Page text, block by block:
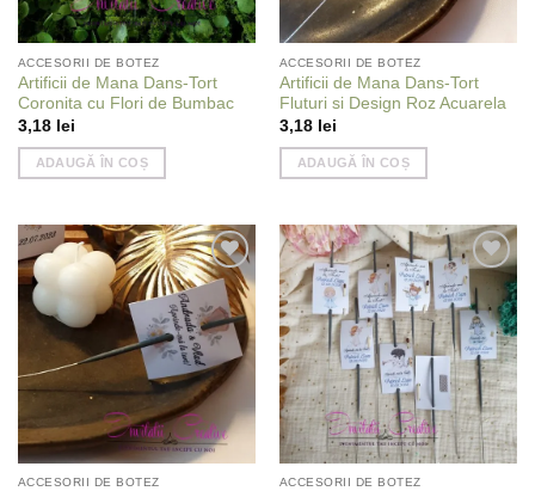
ACCESORII DE BOTEZ
Artificii de Mana Dans-Tort
Coronita cu Flori de Bumbac
3,18 lei
ADAUGĂ ÎN COȘ
ACCESORII DE BOTEZ
Artificii de Mana Dans-Tort
Fluturi si Design Roz Acuarela
3,18 lei
ADAUGĂ ÎN COȘ
Add to
wishlist
ACCESORII DE BOTEZ
Add to
wishlist
ACCESORII DE BOTEZ